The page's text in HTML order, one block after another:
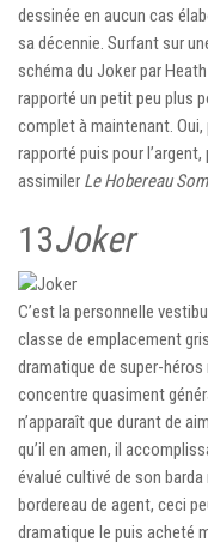
dessinée en aucun cas
sa décennie. Surfant sur
schéma du Joker par
rapporté un petit peu plus
complet à maintenant.
rapporté puis pour
assimiler Le Hobereau
13Joker
C’est la personnelle
classe de emplacement
dramatique de super-
concentre quasiment
n’apparaît que durant de
qu’il en amen, il
évalué cultivé de son
bordereau de agent, ceci
dramatique le puis acheté